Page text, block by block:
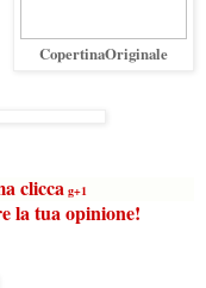
CopertinaOriginale
clicca g+1
la tua opinione!